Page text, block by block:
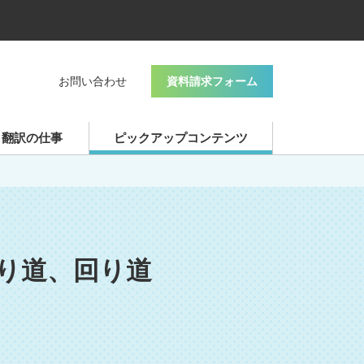
お問い合わせ 資料請求フォーム
訳の仕事 ピックアップコンテンツ
道、回り道